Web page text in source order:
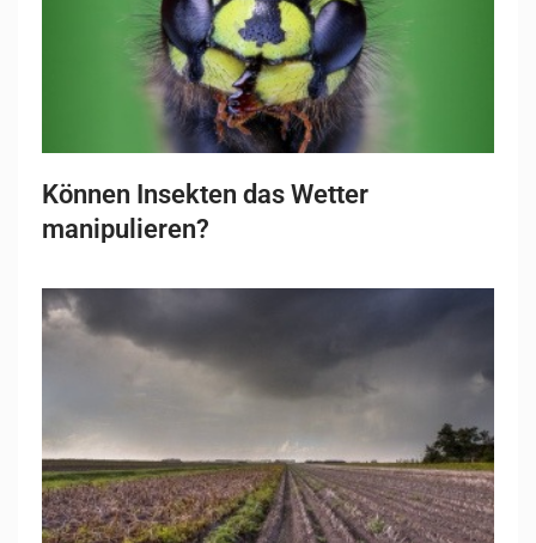
Können Insekten das Wetter
manipulieren?